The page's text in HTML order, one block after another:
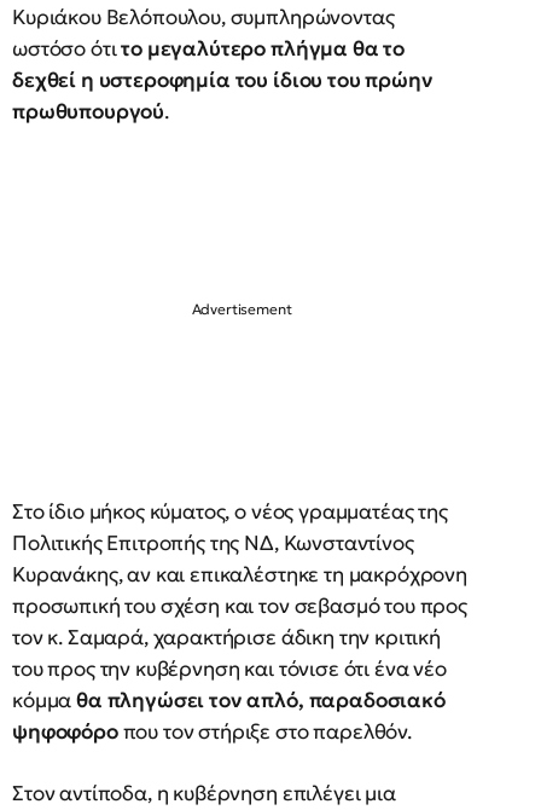
Κυριάκου Βελόπουλου, συμπληρώνοντας
ωστόσο ότιτο μεγαλύτερο πλήγμα θα το
δεχθεί η υστεροφημία του ίδιου του πρώην
πρωθυπουργού.
Στο ίδιο μήκος κύματος, ο νέος γραμματέας της
Πολιτικής Επιτροπής της ΝΔ, Κωνσταντίνος
Κυρανάκης, αν και επικαλέστηκε τη μακρόχρονη
προσωπική του σχέση και τον σεβασμό του προς
τον κ. Σαμαρά, χαρακτήρισε άδικη την κριτική
του προς την κυβέρνηση και τόνισε ότι ένα νέο
κόμμαθα πληγώσει τον απλό, παραδοσιακό
ψηφοφόροπου τον στήριξε στο παρελθόν.
Στον αντίποδα, η κυβέρνηση επιλέγει μια